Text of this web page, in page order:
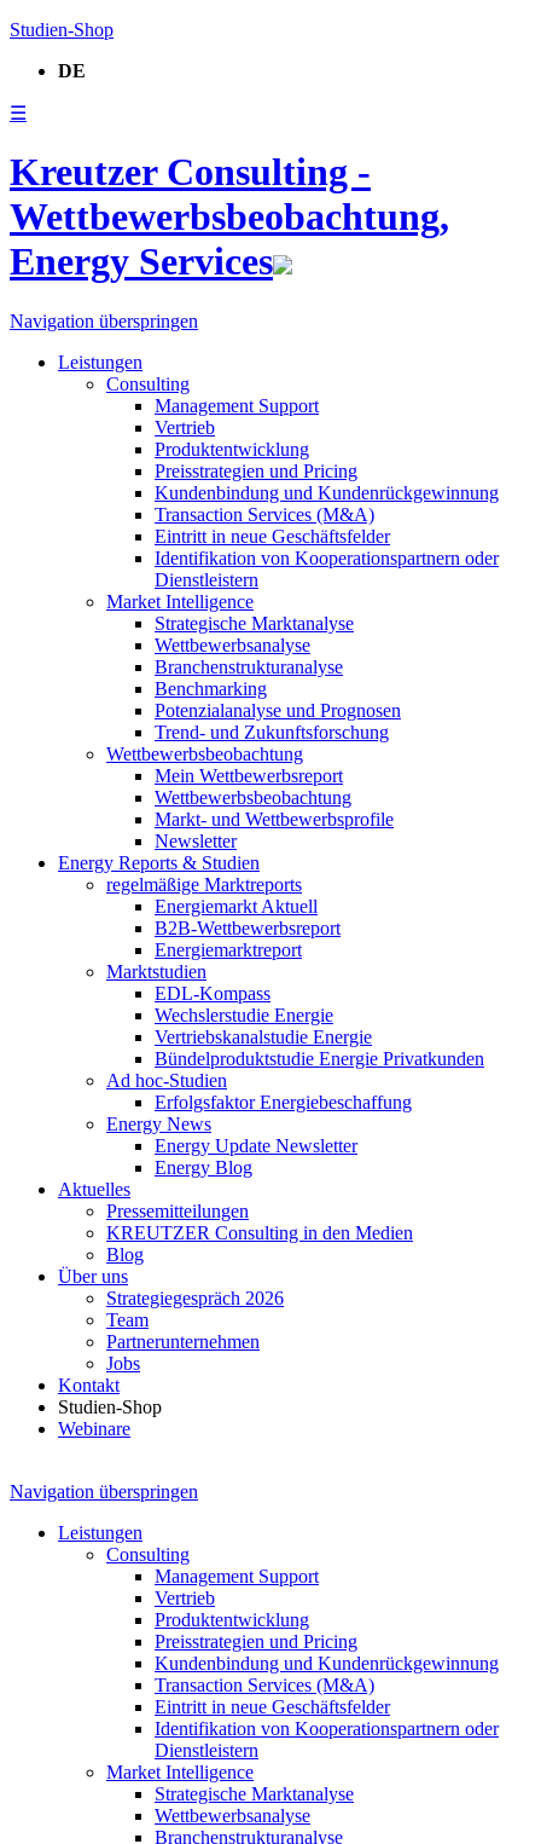
Studien-Shop
DE
☰
Kreutzer Consulting -
Wettbewerbsbeobachtung,
Energy Services
Navigation überspringen
Leistungen
Consulting
Management Support
Vertrieb
Produktentwicklung
Preisstrategien und Pricing
Kundenbindung und Kundenrückgewinnung
Transaction Services (M&A)
Eintritt in neue Geschäftsfelder
Identifikation von Kooperationspartnern oder
Dienstleistern
Market Intelligence
Strategische Marktanalyse
Wettbewerbsanalyse
Branchenstrukturanalyse
Benchmarking
Potenzialanalyse und Prognosen
Trend- und Zukunftsforschung
Wettbewerbs­beobachtung
Mein Wettbewerbsreport
Wettbewerbsbeobachtung
Markt- und Wettbewerbsprofile
Newsletter
Energy Reports & Studien
regelmäßige Marktreports
Energiemarkt Aktuell
B2B-Wettbewerbsreport
Energiemarktreport
Marktstudien
EDL-Kompass
Wechslerstudie Energie
Vertriebskanalstudie Energie
Bündelproduktstudie Energie Privatkunden
Ad hoc-Studien
Erfolgsfaktor Energiebeschaffung
Energy News
Energy Update Newsletter
Energy Blog
Aktuelles
Pressemitteilungen
KREUTZER Consulting in den Medien
Blog
Über uns
Strategiegespräch 2026
Team
Partnerunternehmen
Jobs
Kontakt
Studien-Shop
Webinare
Navigation überspringen
Leistungen
Consulting
Management Support
Vertrieb
Produktentwicklung
Preisstrategien und Pricing
Kundenbindung und Kundenrückgewinnung
Transaction Services (M&A)
Eintritt in neue Geschäftsfelder
Identifikation von Kooperationspartnern oder
Dienstleistern
Market Intelligence
Strategische Marktanalyse
Wettbewerbsanalyse
Branchenstrukturanalyse